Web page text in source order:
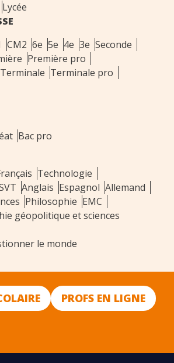
Lycée
CM2 6e 5e 4e 3e Seconde
Première pro
Terminale Terminale pro
Bac pro
Technologie
Anglais Espagnol Allemand
Philosophie EMC
géopolitique et sciences
le monde
PROFS EN LIGNE